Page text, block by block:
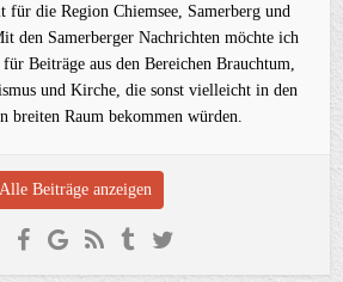
für die Region Chiemsee, Samerberg und
den Samerberger Nachrichten möchte ich
Beiträge aus den Bereichen Brauchtum,
und Kirche, die sonst vielleicht in den
breiten Raum bekommen würden.
Alle Beiträge anzeigen